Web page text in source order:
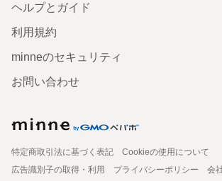
ヘルプとガイド
利用規約
minneのセキュリティ
お問い合わせ
特定商取引法に基づく表記
Cookieの使用について
広告識別子の取得・利用
プライバシーポリシー 会